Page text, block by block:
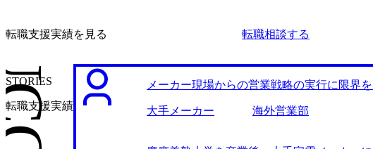
転職支援実績を見る 転職相談する
STORIES
転職支援実績
メーカー現場からの営業戦略の実行に限界
大手メーカー 海外営業部